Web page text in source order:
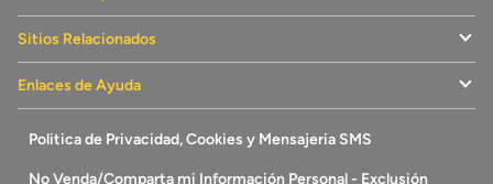
Sitios Relacionados
Enlaces de Ayuda
Politica de Privacidad, Cookies y Mensajeria SMS
No Venda/Comparta mi Información Personal - Exclusión